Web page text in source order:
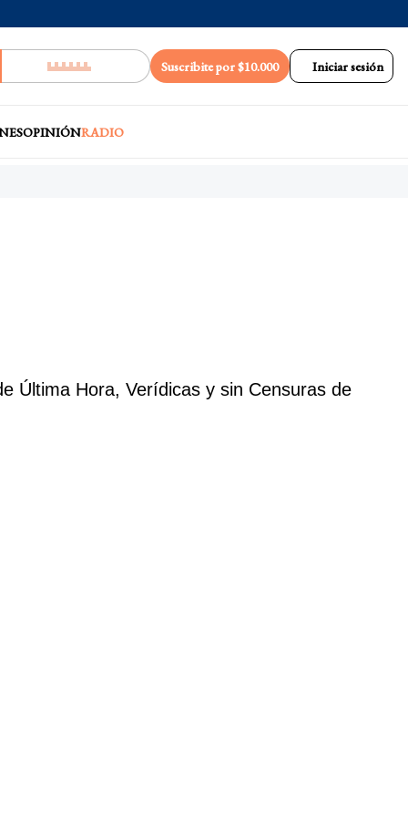
Suscribite por $10.000 Iniciar sesión
OPINIÓNRADIO
Última Hora, Verídicas y sin Censuras de